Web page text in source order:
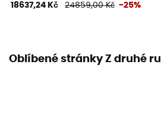
18637,24 Kč 24859,00 Kč -25%
Oblíbené stránky Z druhé